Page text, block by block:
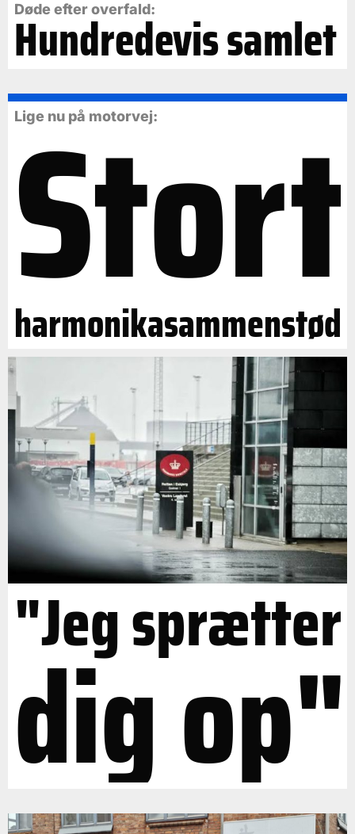
Døde efter overfald:
Hundredevis samlet
Lige nu på motorvej:
Stort
harmonikasammenstød
"Jeg sprætter
dig op"